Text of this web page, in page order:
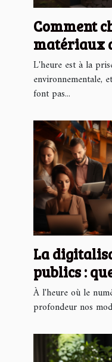
Comment
matériaux
l'impact
vos
L'heure est à la
environnementale,
font pas...
La
publics :
citoyens ?
À l'heure où le
profondeur nos